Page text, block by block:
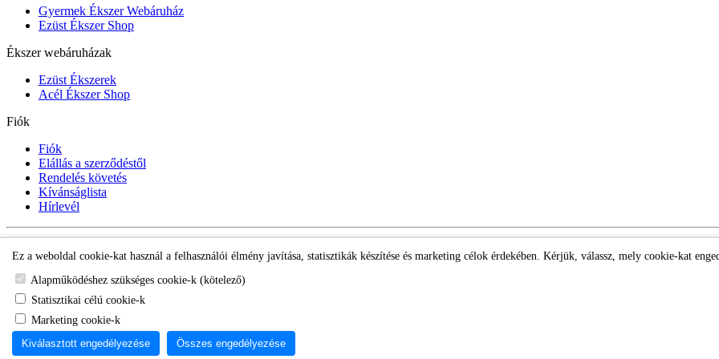
Gyermek Ékszer Webáruház
Ezüst Ékszer Shop
Ékszer webáruházak
Ezüst Ékszerek
Acél Ékszer Shop
Fiók
Fiók
Elállás a szerződéstől
Rendelés követés
Kívánságlista
Hírlevél
Ez a weboldal cookie-kat használ a felhasználói élmény javítása, statisztikák készítése és marketing célok érdekében. Kérjük, válassz, mely cookie-kat
Alapműködéshez szükséges cookie-k (kötelező)
Statisztikai célú cookie-k
Marketing cookie-k
Kiválasztott engedélyezése
Összes engedélyezése